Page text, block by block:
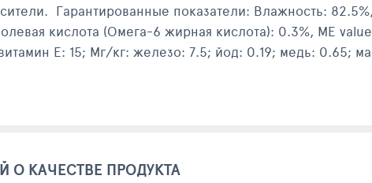
Гарантированные показатели: Влажность:
кислота (Омега-6 жирная кислота): 0.3%, ME
E: 15; Мг/кг: железо: 7.5; йод: 0.19; медь: 0.65;
для кошек с умеренной активностью.
О КАЧЕСТВЕ ПРОДУКТА